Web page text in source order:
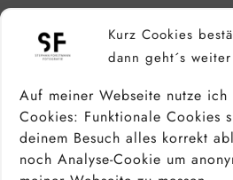
Kurz Cookies
dann geht´s weiter
Auf meiner Webseite nutze ich
Cookies: Funktionale Cookies
deinem Besuch alles korrekt
noch Analyse-Cookie um
SONY BAUT
BESTEN KAMERAS
Sony gehört zu den